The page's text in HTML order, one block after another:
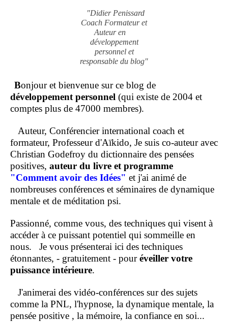
"Didier Penissard
Coach Formateur et
Auteur en
développement
personnel et
responsable du blog"
Bonjour et bienvenue sur ce blog de
développement personnel (qui existe de 2004 et
comptes plus de 47000 membres).
Auteur, Conférencier international coach et
formateur, Professeur d'Aïkido, Je suis co-auteur avec
Christian Godefroy du dictionnaire des pensées
positives, auteur du livre et programme
"Comment avoir des Idées" et j'ai animé de
nombreuses conférences et séminaires de dynamique
mentale et de méditation psi.
Passionné, comme vous, des techniques qui visent à
accéder à ce puissant potentiel qui sommeille en
nous. Je vous présenterai ici des techniques
étonnantes, - gratuitement - pouréveiller votre
puissance intérieure.
J'animerai des vidéo-conférences sur des sujets
comme la PNL, l'hypnose, la dynamique mentale, la
pensée positive , la mémoire, la confiance en soi...